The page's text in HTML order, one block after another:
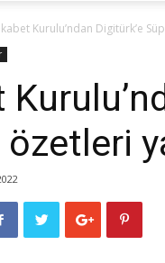
Kurulu’ndan Digitürk’e